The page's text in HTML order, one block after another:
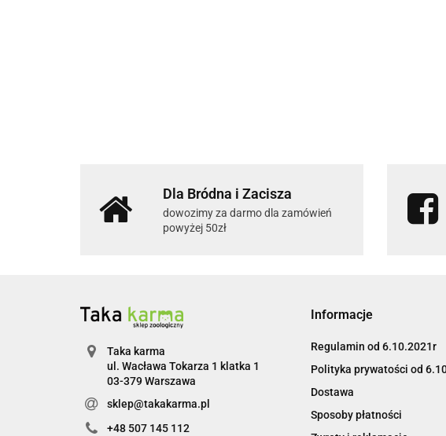
Dla Bródna i Zacisza
dowozimy za darmo dla zamówień
powyżej 50zł
Taka karma
ul. Wacława Tokarza 1 klatka 1
03-379 Warszawa
sklep@takakarma.pl
+48 507 145 112
Informacje
Regulamin od 6.10.2021r
Polityka prywatości od
Dostawa
Sposoby płatności